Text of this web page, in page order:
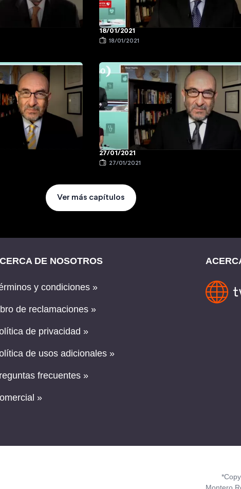
18/01/2021
18/01/2021
27/01/2021
27/01/2021
Ver más capítulos
DE NOSOTROS
y condiciones »
de reclamaciones »
de privacidad »
de usos adicionales »
frecuentes »
»